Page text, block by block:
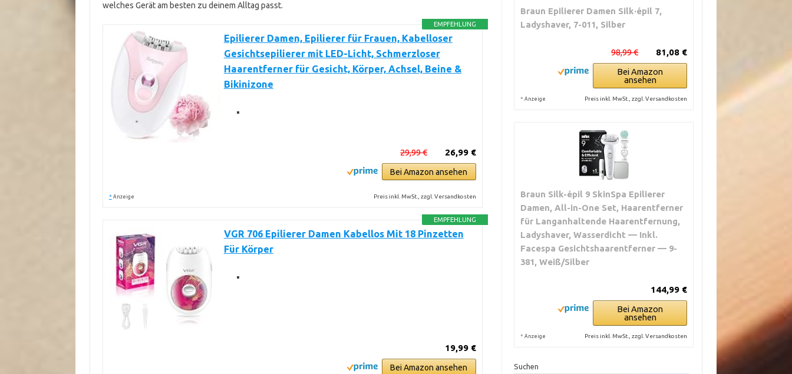
welches Gerät am besten zu deinem Alltag passt.
EMPFEHLUNG
Epilierer Damen, Epilierer für Frauen, Kabelloser
Gesichtsepilierer mit LED-Licht, Schmerzloser
Haarentferner für Gesicht, Körper, Achsel, Beine &
Bikinizone
26,99 €
29,99 €
Bei Amazon ansehen
* Anzeige Preis inkl. MwSt., zzgl. Versandkosten
EMPFEHLUNG
VGR 706 Epilierer Damen Kabellos Mit 18 Pinzetten
Für Körper
19,99 €
Bei Amazon ansehen
Braun Epilierer Damen Silk·épil 7,
Ladyshaver, 7-011, Silber
81,08 €
98,99 €
Bei Amazon
ansehen
* Anzeige Preis inkl. MwSt., zzgl. Versandkosten
Braun Silk-épil 9 SkinSpa Epilierer
Damen, All-in-One Set, Haarentferner
für Langanhaltende Haarentfernung,
Ladyshaver, Wasserdicht — Inkl.
Facespa Gesichtshaarentferner — 9-
381, Weiß/Silber
144,99 €
Bei Amazon
ansehen
* Anzeige Preis inkl. MwSt., zzgl. Versandkosten
Suchen